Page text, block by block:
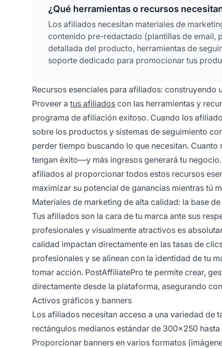
¿Qué herramientas o recursos
Los afiliados necesitan materiales de
contenido pre-redactado (plantillas de email,
detallada del producto, herramientas de
soporte dedicado para promocionar tus
Recursos esenciales para afiliados: construyendo
Proveer a tus afiliados con las herramientas y
programa de afiliación exitoso. Cuando los
sobre los productos y sistemas de seguimiento
perder tiempo buscando lo que necesitan.
tengan éxito—y más ingresos generará tu
afiliados al proporcionar todos estos recursos
maximizar su potencial de ganancias mientras tú
Materiales de marketing de alta calidad: la base
Tus afiliados son la cara de tu marca ante sus
profesionales y visualmente atractivos es
calidad impactan directamente en las tasas de
profesionales y se alinean con la identidad de tu
tomar acción. PostAffiliatePro te permite crear,
directamente desde la plataforma, asegurando
Activos gráficos y banners
Los afiliados necesitan acceso a una variedad
rectángulos medianos estándar de 300x250
Proporcionar banners en varios formatos